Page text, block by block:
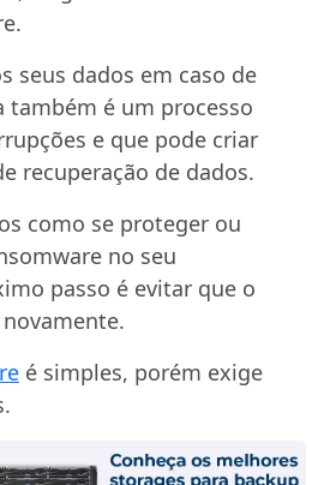
seus dados em caso de
também é um processo
e que pode criar
recuperação de dados.
como se proteger ou
no seu
passo é evitar que o
é simples, porém exige